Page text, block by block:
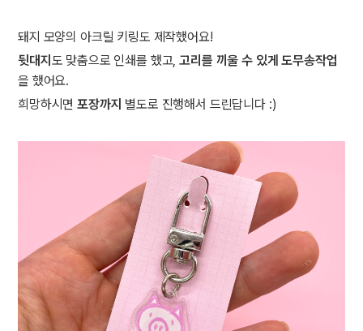
돼지 모양의 아크릴 키링도 제작했어요!
뒷대지 도 맞춤으로 인쇄를 했고,고리를 끼울 수 있게 도무송작업
을 했어요.
희망하시면 포장까지 별도로 진행해서 드린답니다 :)